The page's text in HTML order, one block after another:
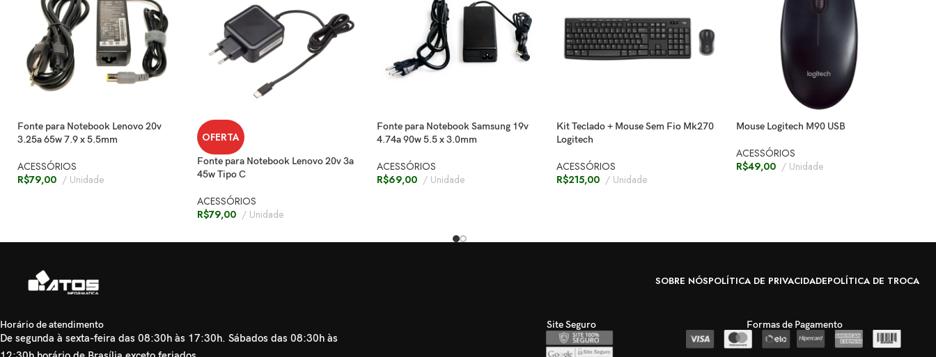
Fonte para Notebook Lenovo 20v
3.25a 65w 7.9 x 5.5mm
ACESSÓRIOS
R$79,00 Unidade
OFERTA
Fonte para Notebook Lenovo 20v 3a
45w Tipo C
ACESSÓRIOS
R$79,00 Unidade
Fonte para Notebook Samsung 19v
4.74a 90w 5.5 x 3.0mm
ACESSÓRIOS
R$69,00 Unidade
Kit Teclado + Mouse Sem Fio Mk270
Logitech
ACESSÓRIOS
R$215,00 Unidade
Mouse Logitech M90 USB
ACESSÓRIOS
R$49,00 Unidade
SOBRE NÓSPOLÍTICA DE PRIVACIDADEPOLÍTICA DE TROCA
Horário de atendimento
De segunda à sexta-feira das 08:30h às 17:30h. Sábados das 08:30h às
Site Seguro Formas de Pagamento